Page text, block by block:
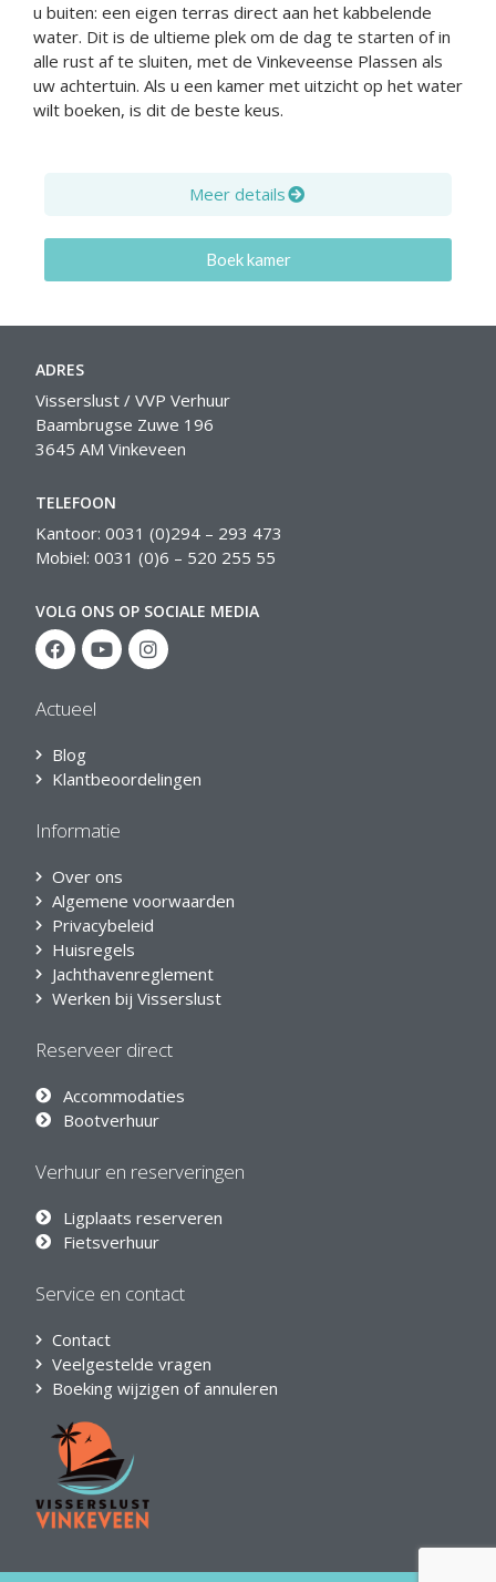
u buiten: een eigen terras direct aan het kabbelende
water. Dit is de ultieme plek om de dag te starten of in
alle rust af te sluiten, met de Vinkeveense Plassen als
uw achtertuin. Als u een kamer met uitzicht op het water
wilt boeken, is dit de beste keus.
Meer details
Boek kamer
ADRES
Visserslust / VVP Verhuur
Baambrugse Zuwe 196
3645 AM Vinkeveen
TELEFOON
Kantoor: 0031 (0)294 – 293 473
Mobiel: 0031 (0)6 – 520 255 55
VOLG ONS OP SOCIALE MEDIA
Actueel
Blog
Klantbeoordelingen
Informatie
Over ons
Algemene voorwaarden
Privacybeleid
Huisregels
Jachthavenreglement
Werken bij Visserslust
Reserveer direct
Accommodaties
Bootverhuur
Verhuur en reserveringen
Ligplaats reserveren
Fietsverhuur
Service en contact
Contact
Veelgestelde vragen
Boeking wijzigen of annuleren